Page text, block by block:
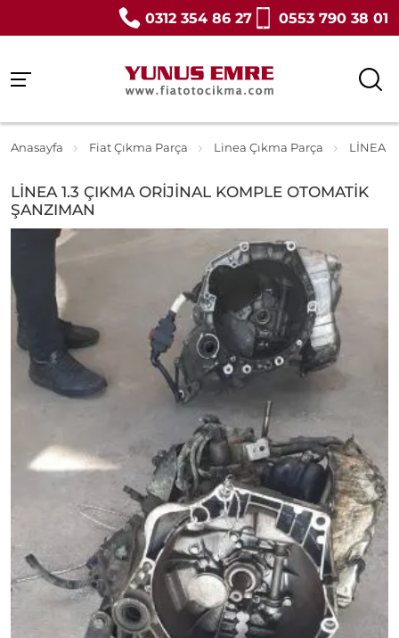
0312 354 86 27 0553 790 38 01
Anasayfa Fiat Çıkma Parça Linea Çıkma Parça LİNEA
LİNEA 1.3 ÇIKMA ORİJİNAL KOMPLE OTOMATİK
ŞANZIMAN